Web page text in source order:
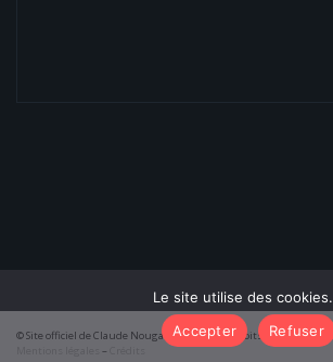
© Site officiel de Claude Nougaro 2026 – Tous droits réservés
–
Le site utilise des cookies.
Accepter
Refuser